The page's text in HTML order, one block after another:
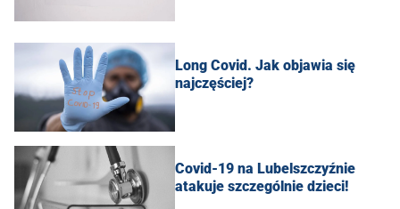
Long Covid. Jak objawia się
najczęściej?
Covid-19 na Lubelszczyźnie
atakuje szczególnie dzieci!